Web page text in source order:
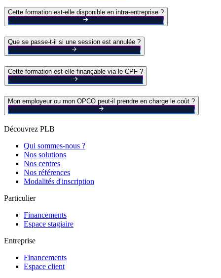
Cette formation est-elle disponible en intra-entreprise ?
Que se passe-t-il si une session est annulée ?
Cette formation est-elle finançable via le CPF ?
Mon employeur ou mon OPCO peut-il prendre en charge le coût ?
Découvrez PLB
Qui sommes-nous ?
Nos solutions
Nos centres
Nos références
Modalités d'inscription
Particulier
Financements
Espace stagiaire
Entreprise
Financements
Espace client